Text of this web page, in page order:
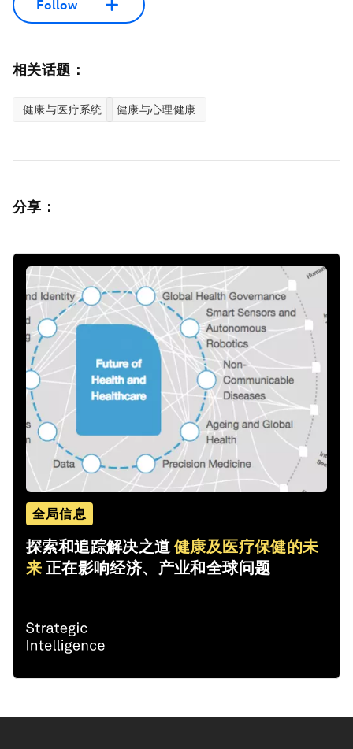
Follow
相关话题：
健康与医疗系统 健康与心理健康
分享：
全局信息
探索和追踪解决之道健康及医疗保健的未
来 正在影响经济、产业和全球问题